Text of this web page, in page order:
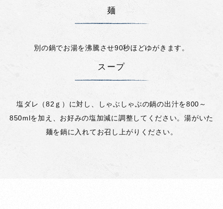
麺
別の鍋でお湯を沸騰させ90秒ほどゆがきます。
スープ
塩ダレ（82ｇ）に対し、しゃぶしゃぶの鍋の出汁を800～
850mlを加え、お好みの塩加減に調整してください。湯がいた
麺を鍋に入れてお召し上がりください。